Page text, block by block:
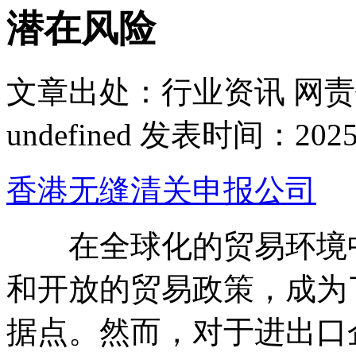
潜在风险
文章出处：行业资讯 网
undefined 发表时间：
香港无缝清关申报公司
在全球化的贸易环境
和开放的贸易政策，成
据点。然而，对于进出